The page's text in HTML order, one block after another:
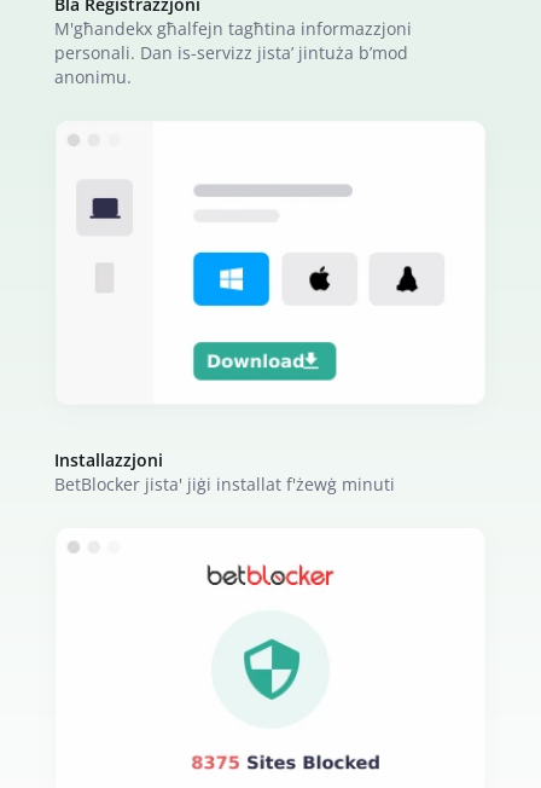
M'għandekx għalfejn tagħtina informazzjoni
personali. Dan is-servizz jista’ jintuża b’mod
anonimu.
Installazzjoni
BetBlocker jista' jiġi installat f'żewġ minuti